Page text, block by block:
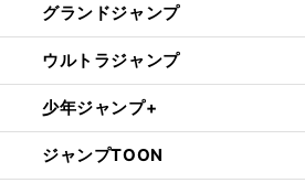
グランドジャンプ
ウルトラジャンプ
少年ジャンプ+
ジャンプTOON